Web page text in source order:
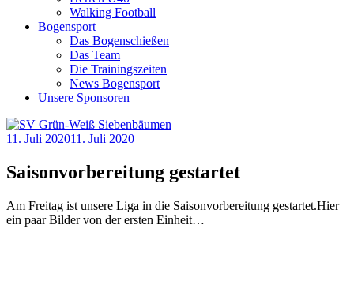
Walking Football
Bogensport
Das Bogenschießen
Das Team
Die Trainingszeiten
News Bogensport
Unsere Sponsoren
11. Juli 202011. Juli 2020
Saisonvorbereitung gestartet
Am Freitag ist unsere Liga in die Saisonvorbereitung gestartet.Hier
ein paar Bilder von der ersten Einheit…